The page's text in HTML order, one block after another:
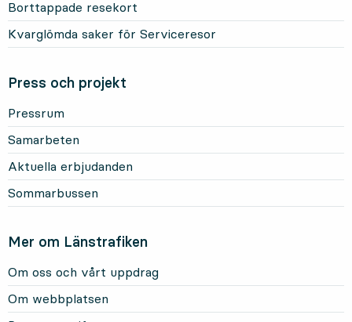
Borttappade resekort
Kvarglömda saker för Serviceresor
Press och projekt
Pressrum
Samarbeten
Aktuella erbjudanden
Sommarbussen
Mer om Länstrafiken
Om oss och vårt uppdrag
Om webbplatsen